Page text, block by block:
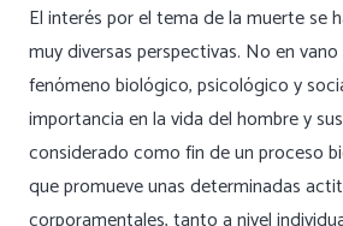
El interés por el tema de la muerte se
muy diversas perspectivas. No en
fenómeno biológico, psicológico y
importancia en la vida del hombre y
considerado como fin de un proceso
que promueve unas determinadas